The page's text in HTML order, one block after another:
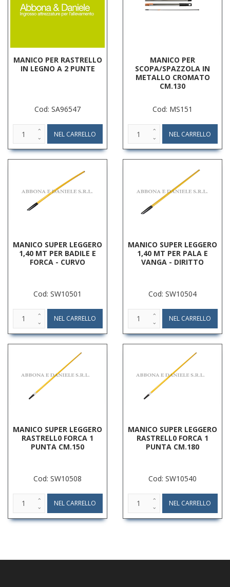
MANICO PER RASTRELLO
IN LEGNO A 2 PUNTE
Cod: SA96547
MANICO PER
SCOPA/SPAZZOLA IN
METALLO CROMATO
CM.130
Cod: MS151
MANICO SUPER LEGGERO
1,40 MT PER BADILE E
FORCA - CURVO
Cod: SW10501
MANICO SUPER LEGGERO
1,40 MT PER PALA E
VANGA - DIRITTO
Cod: SW10504
MANICO SUPER LEGGERO
RASTRELL0 FORCA 1
PUNTA CM.150
Cod: SW10508
MANICO SUPER LEGGERO
RASTRELL0 FORCA 1
PUNTA CM.180
Cod: SW10540